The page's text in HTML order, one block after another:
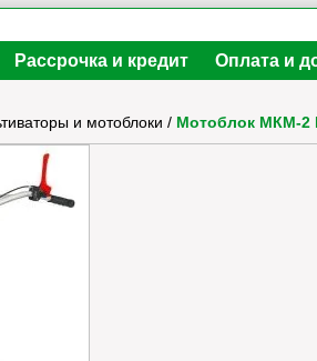
Рассрочка и кредит Оплата и
и мотоблоки / Мотоблок МКМ-2